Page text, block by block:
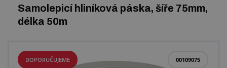
Profily a výroba těsnění
Dopravníkové pásy a montáž
Samolepicí hliníková páska, šíře 75mm,
délka 50m
00109075
DOPORUČUJEME